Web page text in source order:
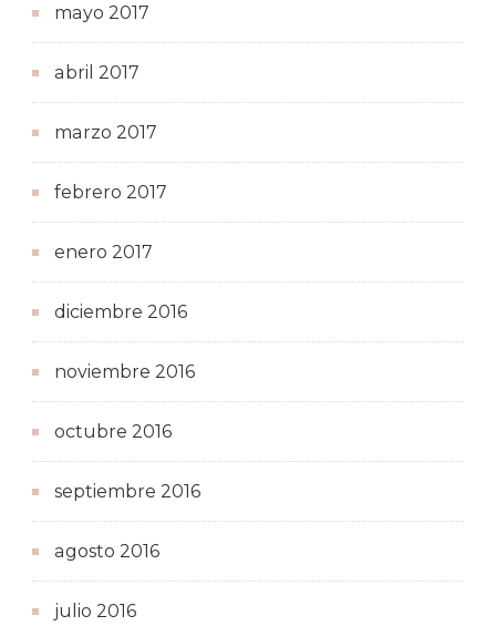
mayo 2017
abril 2017
marzo 2017
febrero 2017
enero 2017
diciembre 2016
noviembre 2016
octubre 2016
septiembre 2016
agosto 2016
julio 2016